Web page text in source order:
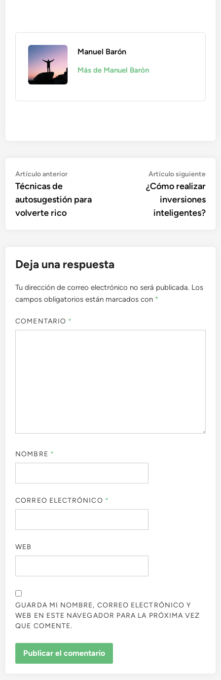
Manuel Barón
Más de Manuel Barón
Navegación
de
entradas
Artículo anteriorArtículo
Técnicas de
autosugestión para
volverte rico
Artículo siguiente
¿Cómo realizar
inversiones
inteligentes?
Deja una respuesta
Tu dirección de correo electrónico no será publicada. Los
campos obligatorios están marcados con *
COMENTARIO *
NOMBRE *
CORREO ELECTRÓNICO *
WEB
GUARDA MI NOMBRE, CORREO ELECTRÓNICO Y
WEB EN ESTE NAVEGADOR PARA LA PRÓXIMA VEZ
QUE COMENTE.